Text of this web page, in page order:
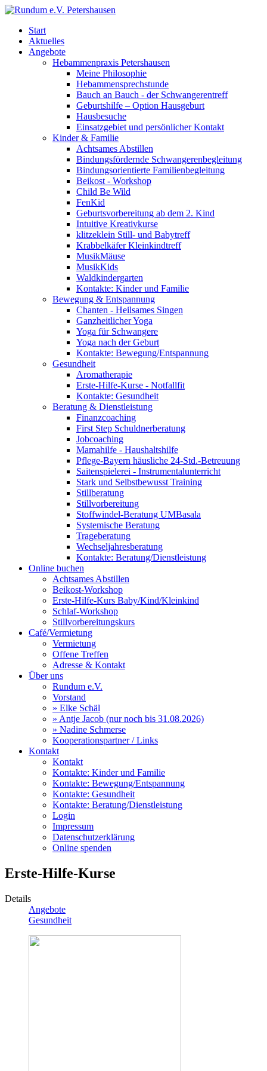
Start
Aktuelles
Angebote
Hebammenpraxis Petershausen
Meine Philosophie
Hebammensprechstunde
Bauch an Bauch - der Schwangerentreff
Geburtshilfe – Option Hausgeburt
Hausbesuche
Einsatzgebiet und persönlicher Kontakt
Kinder & Familie
Achtsames Abstillen
Bindungsfördernde Schwangerenbegleitung
Bindungsorientierte Familienbegleitung
Beikost - Workshop
Child Be Wild
FenKid
Geburtsvorbereitung ab dem 2. Kind
Intuitive Kreativkurse
klitzeklein Still- und Babytreff
Krabbelkäfer Kleinkindtreff
MusikMäuse
MusikKids
Waldkindergarten
Kontakte: Kinder und Familie
Bewegung & Entspannung
Chanten - Heilsames Singen
Ganzheitlicher Yoga
Yoga für Schwangere
Yoga nach der Geburt
Kontakte: Bewegung/Entspannung
Gesundheit
Aromatherapie
Erste-Hilfe-Kurse - Notfallfit
Kontakte: Gesundheit
Beratung & Dienstleistung
Finanzcoaching
First Step Schuldnerberatung
Jobcoaching
Mamahilfe - Haushaltshilfe
Pflege-Bayern häusliche 24-Std.-Betreuung
Saitenspielerei - Instrumentalunterricht
Stark und Selbstbewusst Training
Stillberatung
Stillvorbereitung
Stoffwindel-Beratung UMBasala
Systemische Beratung
Trageberatung
Wechseljahresberatung
Kontakte: Beratung/Dienstleistung
Online buchen
Achtsames Abstillen
Beikost-Workshop
Erste-Hilfe-Kurs Baby/Kind/Kleinkind
Schlaf-Workshop
Stillvorbereitungskurs
Café/Vermietung
Vermietung
Offene Treffen
Adresse & Kontakt
Über uns
Rundum e.V.
Vorstand
» Elke Schäl
» Antje Jacob (nur noch bis 31.08.2026)
» Nadine Schmerse
Kooperationspartner / Links
Kontakt
Kontakt
Kontakte: Kinder und Familie
Kontakte: Bewegung/Entspannung
Kontakte: Gesundheit
Kontakte: Beratung/Dienstleistung
Login
Impressum
Datenschutzerklärung
Online spenden
Erste-Hilfe-Kurse
Details
Angebote
Gesundheit